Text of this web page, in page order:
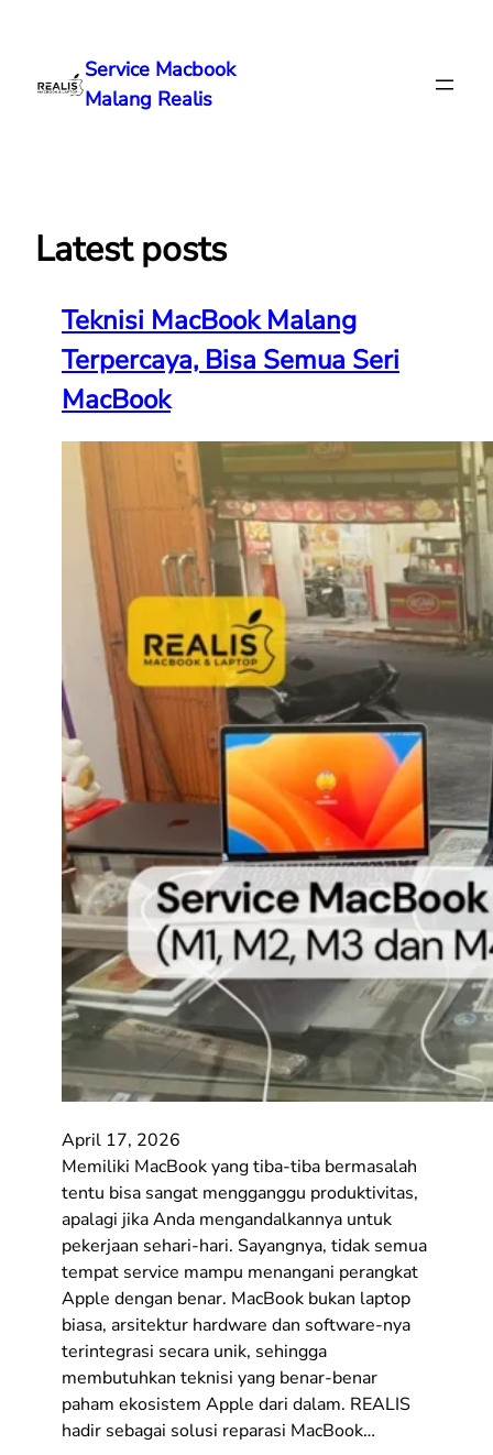
Service Macbook
Malang Realis
Latest posts
Teknisi MacBook Malang
Terpercaya, Bisa Semua Seri
MacBook
April 17, 2026
Memiliki MacBook yang tiba-tiba bermasalah
tentu bisa sangat mengganggu produktivitas,
apalagi jika Anda mengandalkannya untuk
pekerjaan sehari-hari. Sayangnya, tidak semua
tempat service mampu menangani perangkat
Apple dengan benar. MacBook bukan laptop
biasa, arsitektur hardware dan software-nya
terintegrasi secara unik, sehingga
membutuhkan teknisi yang benar-benar
paham ekosistem Apple dari dalam. REALIS
hadir sebagai solusi reparasi MacBook…